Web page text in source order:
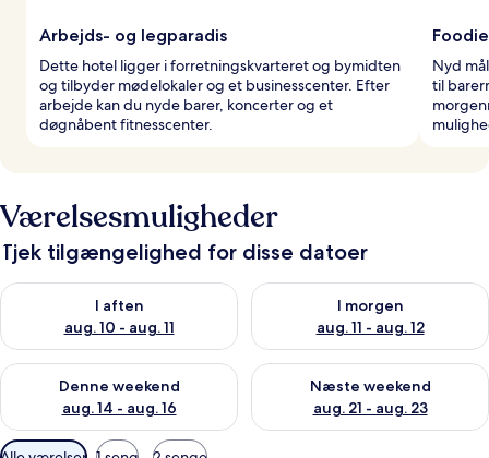
Arbejds- og legparadis
Dette hotel ligger i forretningskvarteret og bymidten
og tilbyder mødelokaler og et businesscenter. Efter
arbejde kan du nyde barer, koncerter og et
døgnåbent fitnesscenter.
Nyd
til
Værelsesmuligheder
Tjek tilgængelighed for disse datoer
I aften
aug. 10 - aug. 11
Tjek tilgængelighed for i aften aug. 10 - aug. 11
I morgen
aug. 11 - aug. 12
Tjek tilgængelighed for i
Denne weekend
aug. 14 - aug. 16
Tjek tilgængelighed for denne weekend aug. 14 - aug. 16
Næste weekend
aug. 21 - aug. 23
Tjek tilgængelighed for næste
Tilgængelige